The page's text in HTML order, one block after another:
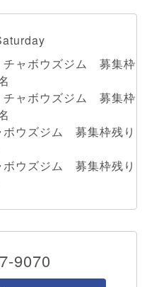
ャボウズジム 募集枠
ャボウズジム 募集枠
ウズジム 募集枠残り
ウズジム 募集枠残り
9070